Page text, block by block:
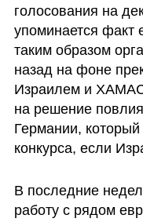
голосования на
упоминается факт
таким образом
назад на фоне
Израилем и
на решение
Германии,
конкурса, если
В последние
работу с рядом